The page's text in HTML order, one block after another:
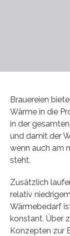
Brauereien
Wärme in die
in der
und damit der
wenn auch am
steht.
Zusätzlich
relativ
Wärmebedarf
konstant. Über
Konzepten zur